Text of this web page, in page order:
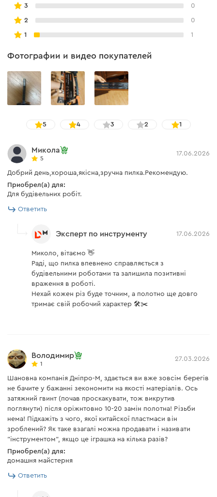
Оптимизированная конструкция механизма фиксации
полотна обеспечивает быструю и комфортную
Эргономика и комфорт
● пила имеет эргономичную прорезиненную ручку;
прорезиненный упор на корпусе;
● пильное полотно можно устанавливать под углом
45 градусов.
3 0
2 0
1 1
Фотографии и видео покупателей
5 4 3 2 1
Микола
5
17.06.2026
Добрий день,хороша,якісна,зручна пилка.Рекомендую.
Приобрел(а) для:
Для будівельних робіт.
Ответить
Эксперт по инструменту 17.06.2026
Миколо, вітаємо 👋
Раді, що пилка впевнено справляється з
будівельними роботами та залишила позитивні
враження в роботі.
Нехай кожен різ буде точним, а полотно ще довго
тримає свій робочий характер 🛠️✂️
Володимир
1
27.03.2026
Шановна компанія Дніпро-М, здається ви вже зовсім берегів
не бачите у бажанні зекономити на якості матеріалів. Ось
затяжний гвинт (почав проскакувати, тож викрутив
поглянути) після оріжнтовно 10-20 замін полотна! Різьби
нема! Підкажіть з чого, якої китайскої пластмаси він
зроблений? Як таке взагалі можна продавати і називати
"інструментом", якщо це іграшка на кілька разів?
Приобрел(а) для:
домашня майстерня
Ответить